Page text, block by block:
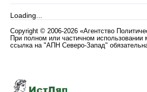
Loading...
Copyright © 2006-2026 «Агентство
При полном или частичном использовании
ссылка на "АПН Северо-Запад"